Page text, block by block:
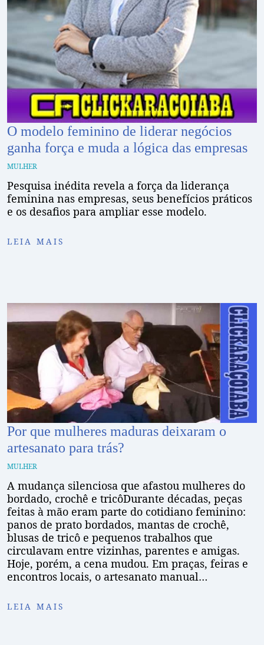
O modelo feminino de liderar negócios
ganha força e muda a lógica das empresas
MULHER
Pesquisa inédita revela a força da liderança
feminina nas empresas, seus benefícios práticos
e os desafios para ampliar esse modelo.
LEIA MAIS
Por que mulheres maduras deixaram o
artesanato para trás?
MULHER
A mudança silenciosa que afastou mulheres do
bordado, crochê e tricôDurante décadas, peças
feitas à mão eram parte do cotidiano feminino:
panos de prato bordados, mantas de crochê,
blusas de tricô e pequenos trabalhos que
circulavam entre vizinhas, parentes e amigas.
Hoje, porém, a cena mudou. Em praças, feiras e
encontros locais, o artesanato manual…
LEIA MAIS